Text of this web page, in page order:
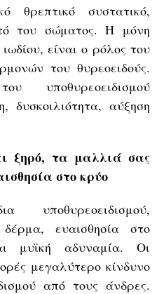
θρεπτικό συστατικό,
του σώματος. Η μόνη
είναι ο ρόλος του
του θυρεοειδούς.
υποθυρεοειδισμού
δυσκοιλιότητα, αύξηση
ξηρό, τα μαλλιά σας
στο κρύο
υποθυρεοειδισμού,
ευαισθησία στο
μυϊκή αδυναμία. Οι
μεγαλύτερο κίνδυνο
από τους άνδρες.